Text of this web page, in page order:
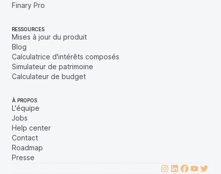
Finary Pro
RESSOURCES
Mises à jour du produit
Blog
Calculatrice d'intérêts composés
Simulateur de patrimoine
Calculateur de budget
À PROPOS
L'équipe
Jobs
Help center
Contact
Roadmap
Presse